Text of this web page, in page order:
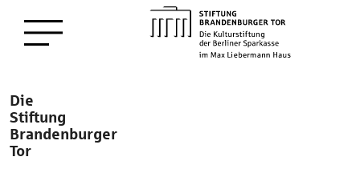
Hauptinhalt
Die
Stiftung
Brandenburger
Tor